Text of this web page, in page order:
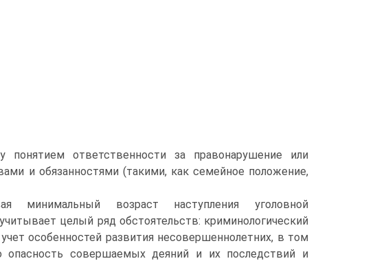
ответственности за правонарушение или
и обязанностями (такими, как семейное положение,
минимальный возраст наступления уголовной
целый ряд обстоятельств: криминологический
особенностей развития несовершеннолетних, в том
совершаемых деяний и их последствий и